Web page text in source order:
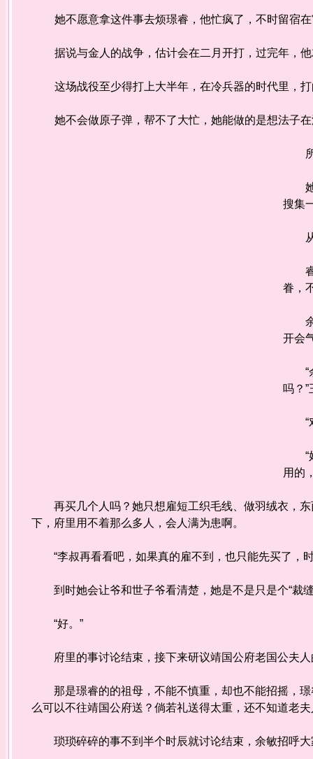
她不愿意拿这件事去烦璟睿，他忙疯了，不时留宿在
据说与金人的战争，估计会在二月开打，过完年，他
这场战役至少得打上大半年，在冷兵器的时代里，打
她不会做原子弹，帮不了大忙，她能做的是想法子在
所
她
搜集
从
睿
眷，
余
开会
“余
吗？
“对
“姑
用的
再买几个人吗？她只想雇短工织毛线、做羽绒衣，东
下，府里用不着那么多人，会人满为患啊。
“李叔再看看吧，如果真的雇不到，也只能先买了，
到时她会让爷和世子爷看清楚，她是不是只是个“裁
“好。”
府里的事讨论结束，接下来研议靖国公府老国公夫人
那是璟睿的的祖母，不能不慎重，却也不能招摇，璟
么可以不往靖国公府送？倘若礼送得太重，还不知道老
琐琐碎碎的事不到半个时辰就讨论结束，余敏招呼大